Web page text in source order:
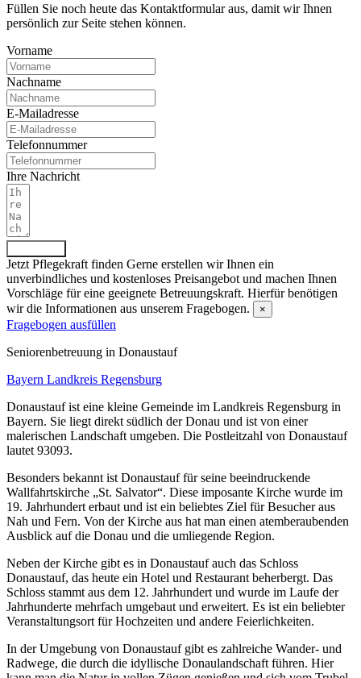
Füllen Sie noch heute das Kontaktformular aus, damit wir Ihnen
persönlich zur Seite stehen können.
Vorname
Nachname
E-Mailadresse
Telefonnummer
Ihre Nachricht
Jetzt Pflegekraft finden Gerne erstellen wir Ihnen ein
unverbindliches und kostenloses Preisangebot und machen Ihnen
Vorschläge für eine geeignete Betreuungskraft. Hierfür benötigen
wir die Informationen aus unserem Fragebogen.
×
Fragebogen ausfüllen
Senioren­betreuung in Donaustauf
Bayern Landkreis Regensburg
Donaustauf ist eine kleine Gemeinde im Landkreis Regensburg in
Bayern. Sie liegt direkt südlich der Donau und ist von einer
malerischen Landschaft umgeben. Die Postleitzahl von Donaustauf
lautet 93093.
Besonders bekannt ist Donaustauf für seine beeindruckende
Wallfahrtskirche „St. Salvator“. Diese imposante Kirche wurde im
19. Jahrhundert erbaut und ist ein beliebtes Ziel für Besucher aus
Nah und Fern. Von der Kirche aus hat man einen atemberaubenden
Ausblick auf die Donau und die umliegende Region.
Neben der Kirche gibt es in Donaustauf auch das Schloss
Donaustauf, das heute ein Hotel und Restaurant beherbergt. Das
Schloss stammt aus dem 12. Jahrhundert und wurde im Laufe der
Jahrhunderte mehrfach umgebaut und erweitert. Es ist ein beliebter
Veranstaltungsort für Hochzeiten und andere Feierlichkeiten.
In der Umgebung von Donaustauf gibt es zahlreiche Wander- und
Radwege, die durch die idyllische Donaulandschaft führen. Hier